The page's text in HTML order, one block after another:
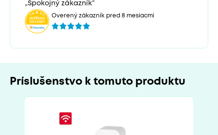
„Spokojný zákazník“
Overený zákazník pred 8 mesiacmi
Príslušenstvo k tomuto produktu